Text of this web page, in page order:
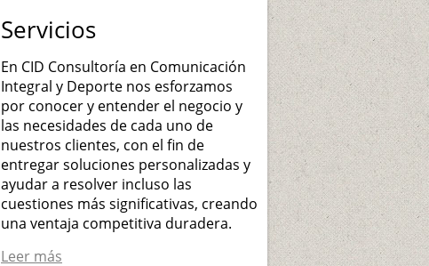
Servicios
En CID Consultoría en Comunicación
Integral y Deporte nos esforzamos
por conocer y entender el negocio y
las necesidades de cada uno de
nuestros clientes, con el fin de
entregar soluciones personalizadas y
ayudar a resolver incluso las
cuestiones más significativas, creando
una ventaja competitiva duradera.
Leer más